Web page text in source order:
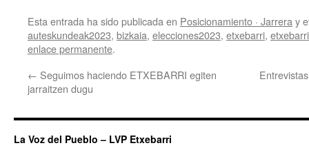
Esta entrada ha sido publicada en Posicionamiento · Jarrera y
auteskundeak2023, bizkaia, elecciones2023, etxebarri,
enlace permanente.
← Seguimos haciendo ETXEBARRI egiten
jarraitzen dugu
La Voz del Pueblo – LVP Etxebarri